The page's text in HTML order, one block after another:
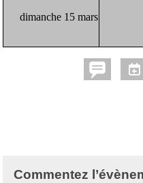
dimanche 15 mars
Commentez